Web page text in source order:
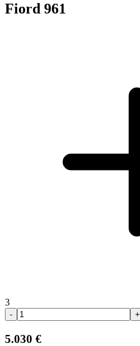
Fiord 961
3
- +
5.030 €